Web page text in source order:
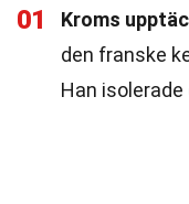
01 Kroms
den franske
Han